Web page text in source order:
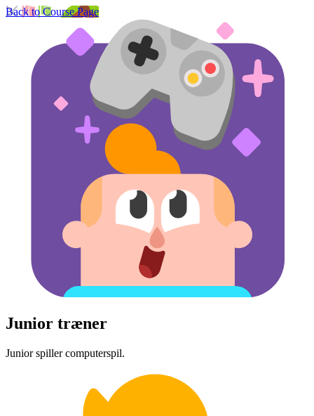
Back to Course Page
Junior træner
Junior spiller computerspil.